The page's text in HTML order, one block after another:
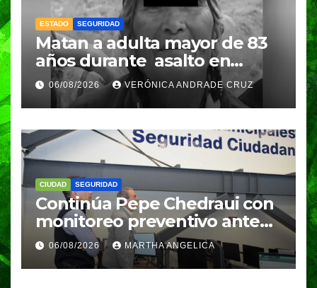
ESTADO SEGURIDAD
Matan a adulta mayor de 83
años durante asalto en
Amozoc
06/08/2026 VERÓNICA ANDRADE CRUZ
CIUDAD SEGURIDAD
Continúa Pepe Chedraui con
monitoreo preventivo ante
temporada de lluvias desde
la DGERI
06/08/2026 MARTHA ANGELICA